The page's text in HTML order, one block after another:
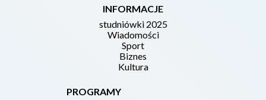
INFORMACJE
studniówki 2025
Wiadomości
Sport
Biznes
Kultura
PROGRAMY